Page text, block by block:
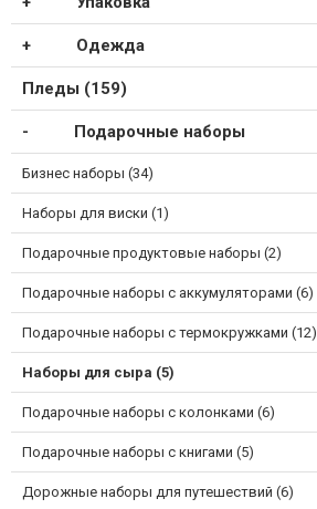
Одежда
Пледы (159)
Подарочные наборы
Бизнес наборы (34)
Наборы для виски (1)
Подарочные продуктовые наборы (2)
Подарочные наборы с аккумуляторами (6)
Подарочные наборы с термокружками (12)
Наборы для сыра (5)
Подарочные наборы с колонками (6)
Подарочные наборы с книгами (5)
Дорожные наборы для путешествий (6)